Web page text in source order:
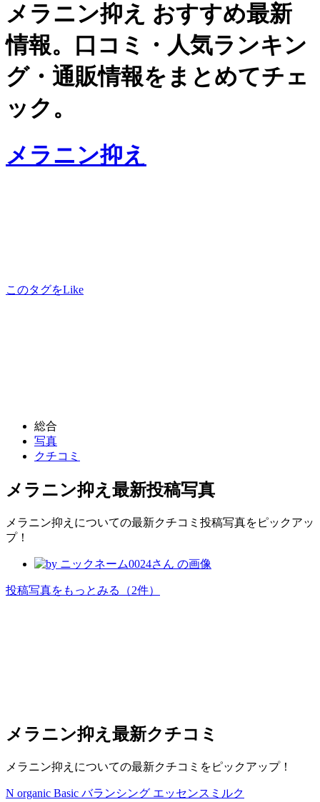
メラニン抑え おすすめ最新
情報。口コミ・人気ランキン
グ・通販情報をまとめてチェ
ック。
メラニン抑え
このタグをLike
総合
写真
クチコミ
メラニン抑え 最新投稿写真
メラニン抑えについての最新クチコミ投稿写真をピックアッ
プ！
投稿写真をもっとみる （2件）
メラニン抑え 最新クチコミ
メラニン抑えについての最新クチコミをピックアップ！
N organic Basic バランシング エッセンスミルク